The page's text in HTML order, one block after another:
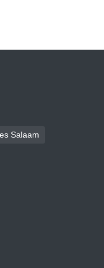
Salaam